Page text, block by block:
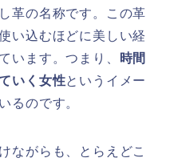
革の名称です。この革
い込むほどに美しい経
います。つまり、
時間
いく女性というイメー
るのです。
ながらも、とらえどこ